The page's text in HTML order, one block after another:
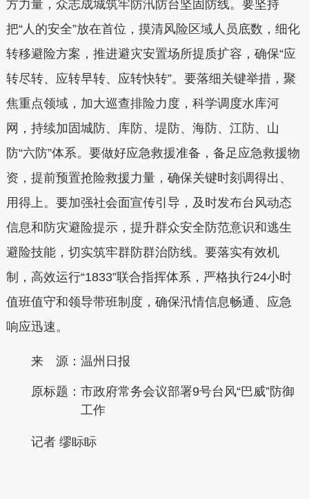
方力量，众志成城筑牢防汛防台坚固防线。要坚持
把“人的安全”放在首位，摸清风险区域人员底数，细化
转移避险方案，推进避灾安置场所提质扩容，确保“应
转尽转、应转早转、应转快转”。要落细关键举措，聚
焦重点领域，加大巡查排险力度，科学调度水库河
网，持续加固城防、库防、堤防、海防、江防、山
防“六防”体系。要做好应急救援准备，备足应急救援物
资，提前预置抢险救援力量，确保关键时刻调得出、
用得上。要加强社会面宣传引导，及时发布台风动态
信息和防灾避险提示，提升群众安全防范意识和逃生
避险技能，切实筑牢群防群治防线。要落实有效机
制，高效运行“1833”联合指挥体系，严格执行24小时
值班值守和领导带班制度，确保汛情信息畅通、应急
响应迅速。
来 源：温州日报
原标题： 市政府常务会议部署9号台风“巴威”防御
工作
记者 缪眎眎